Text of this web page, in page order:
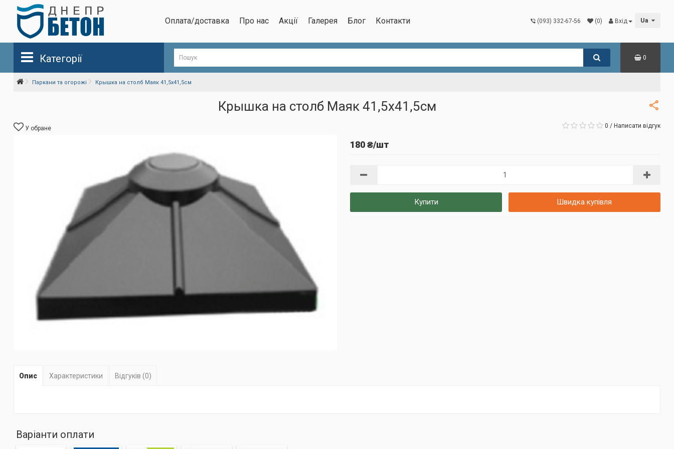
Оплата/доставка Про нас Акції Галерея Блог Контакти (093) 332-67-56 (0) Вхід Ua
Категорії 0
Паркани та огорожі Крышка на столб Маяк 41,5х41,5см
Крышка на столб Маяк 41,5х41,5см
У обране 0 / Написати відгук
180 ₴/шт
Купити Швидка купівля
Опис Характеристики Відгуків (0)
Варіанти оплати